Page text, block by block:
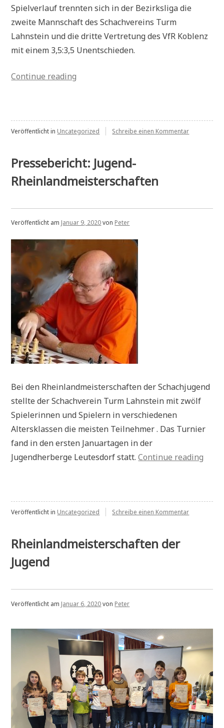
Spielverlauf trennten sich in der Bezirksliga die
zweite Mannschaft des Schachvereins Turm
Lahnstein und die dritte Vertretung des VfR Koblenz
mit einem 3,5:3,5 Unentschieden.
Continue reading
Veröffentlicht in Uncategorized Schreibe einen Kommentarzu
Pressebericht: Jugend-
Rheinlandmeisterschaften
Veröffentlicht am Januar 9, 2020von Peter
Bei den Rheinlandmeisterschaften der Schachjugend
stellte der Schachverein Turm Lahnstein mit zwölf
Spielerinnen und Spielern in verschiedenen
Altersklassen die meisten Teilnehmer . Das Turnier
fand in den ersten Januartagen in der
Jugendherberge Leutesdorf statt.Continue reading
Veröffentlicht in Uncategorized Schreibe einen Kommentarzu
Rheinlandmeisterschaften der
Jugend
Veröffentlicht am Januar 6, 2020von Peter